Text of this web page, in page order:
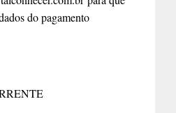
do pagamento